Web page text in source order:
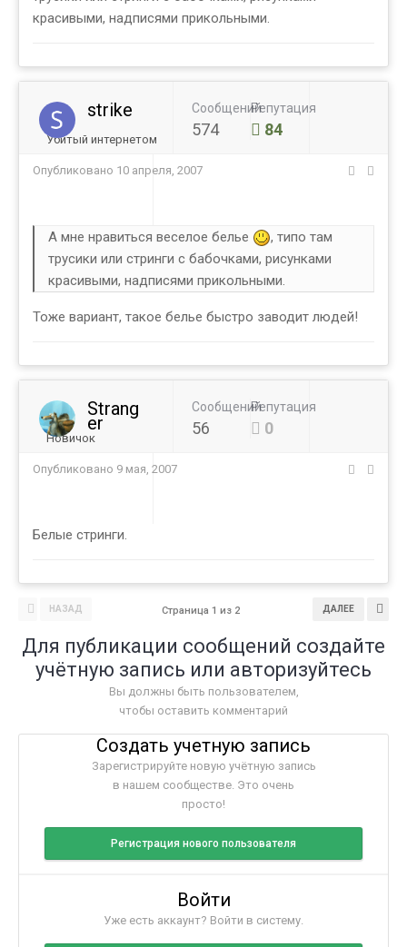
красивыми, надписями прикольными.
strike
Убитый интернетом
Сообщений
574
Репутация
84
Опубликовано 10 апреля, 2007
А мне нравиться веселое белье
, типо там
трусики или стринги с бабочками, рисунками
красивыми, надписями прикольными.
Тоже вариант, такое белье быстро заводит людей!
Strang
er
Новичок
Сообщений
56
Репутация
0
Опубликовано 9 мая, 2007
Белые стринги.
НАЗАД ДАЛЕЕ
Страница 1 из 2
Для публикации сообщений создайте
учётную запись или авторизуйтесь
Вы должны быть пользователем,
чтобы оставить комментарий
Создать учетную запись
Зарегистрируйте новую учётную запись
в нашем сообществе. Это очень
просто!
Регистрация нового пользователя
Войти
Уже есть аккаунт? Войти в систему.